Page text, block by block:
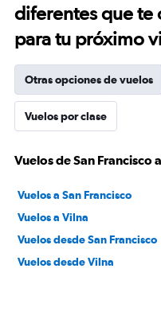
diferentes que te
para tu próximo
Otras opciones de vuelos
Vuelos por clase
Vuelos de San Francisco
Vuelos a San Francisco
Vuelos a Vilna
Vuelos desde San Francisco
Vuelos desde Vilna